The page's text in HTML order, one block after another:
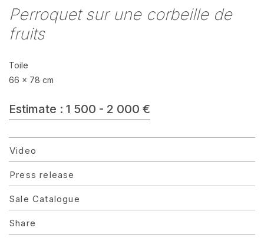
Perroquet sur une corbeille de
fruits
Toile
66 x 78 cm
Estimate : 1 500 - 2 000 €
Video
Press release
Sale Catalogue
Share